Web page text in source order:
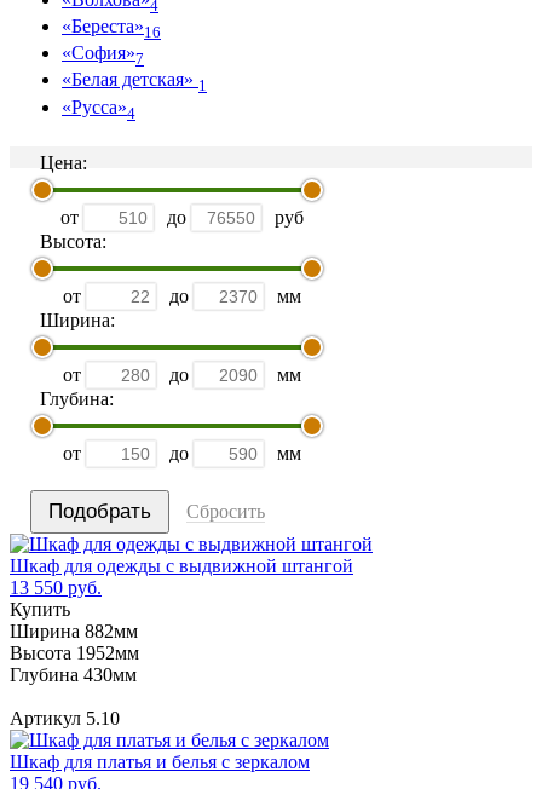
4
«Береста»16
«София»7
«Белая детская» 1
«Русса»4
Цена:
от до
руб
Высота:
от до
мм
Ширина:
от до
мм
Глубина:
от до мм
Сбросить
Шкаф для одежды с выдвижной штангой
13 550 руб.
Купить
Ширина 882мм
Высота 1952мм
Глубина 430мм
Артикул 5.10
Шкаф для платья и белья с зеркалом
19 540 руб.